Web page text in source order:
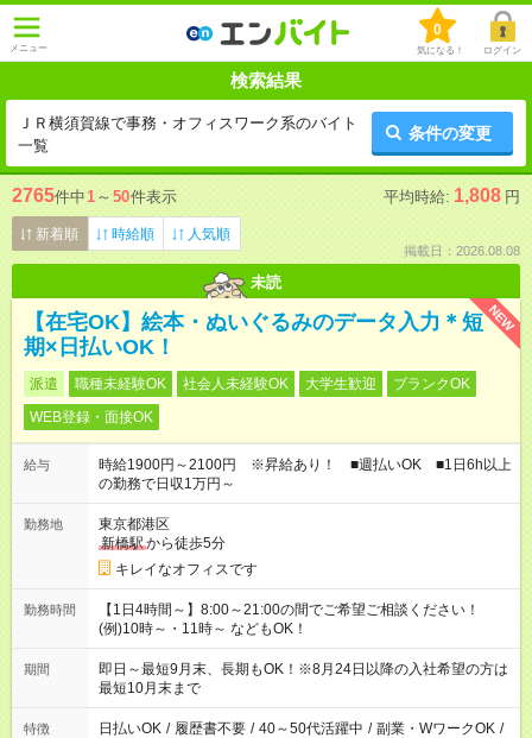
メニュー
0
気になる！ ログイン
検索結果
ＪＲ横須賀線で事務・オフィスワーク系のバイト
一覧
条件の変更
2765件中1 ～ 50件表示 平均時給: 1,808 円
新着順 時給順 人気順
掲載日：2026.08.08
未読
NEW
【在宅OK】絵本・ぬいぐるみのデータ入力＊短
期×日払いOK！
派遣 職種未経験OK 社会人未経験OK 大学生歓迎
ブランクOK
WEB登録・面接OK
給与
時給1900円～2100円 ※昇給あり！ ■週払いOK ■1日6h以上
の勤務で日収1万円～
勤務地
東京都港区
新橋駅から徒歩5分
キレイなオフィスです
勤務時間
【1日4時間～】8:00～21:00の間でご希望ご相談ください！
(例)10時～・11時～ などもOK！
期間
即日～最短9月末、長期もOK！※8月24日以降の入社希望の方は
最短10月末まで
特徴 日払いOK / 履歴書不要 / 40～50代活躍中 / 副業・WワークOK /